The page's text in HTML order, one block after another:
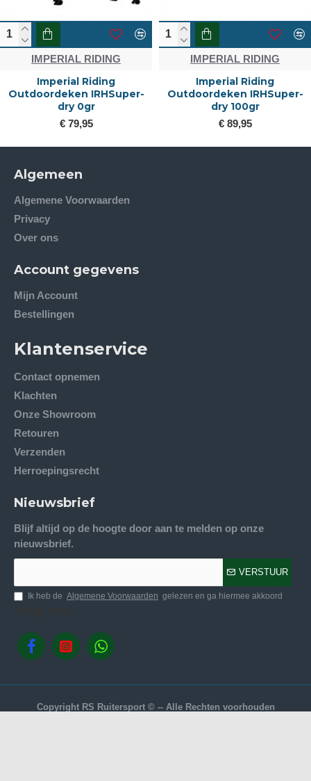
IMPERIAL RIDING
Imperial Riding
Outdoordeken IRHSuper-
dry 0gr
€ 79,95
IMPERIAL RIDING
Imperial Riding
Outdoordeken IRHSuper-
dry 100gr
€ 89,95
Algemeen
Algemene Voorwaarden
Privacy
Over ons
Account gegevens
Mijn Account
Bestellingen
Klantenservice
Contact opnemen
Klachten
Onze Showroom
Retouren
Verzenden
Herroepingsrecht
Nieuwsbrief
Blijf altijd op de hoogte door aan te melden op onze
nieuwsbrief.
VERSTUUR
Ik heb de Algemene Voorwaarden gelezen en ga hiermee akkoord
Copyright RS Ruitersport © -- Alle Rechten voorhouden